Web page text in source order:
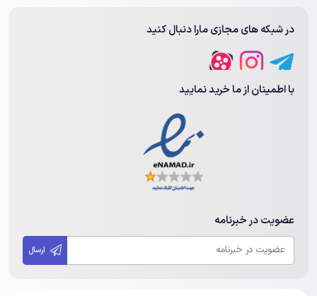
در شبکه های مجازی مارا دنبال کنید
با اطمینان از ما خرید نمایید
عضویت در خبرنامه